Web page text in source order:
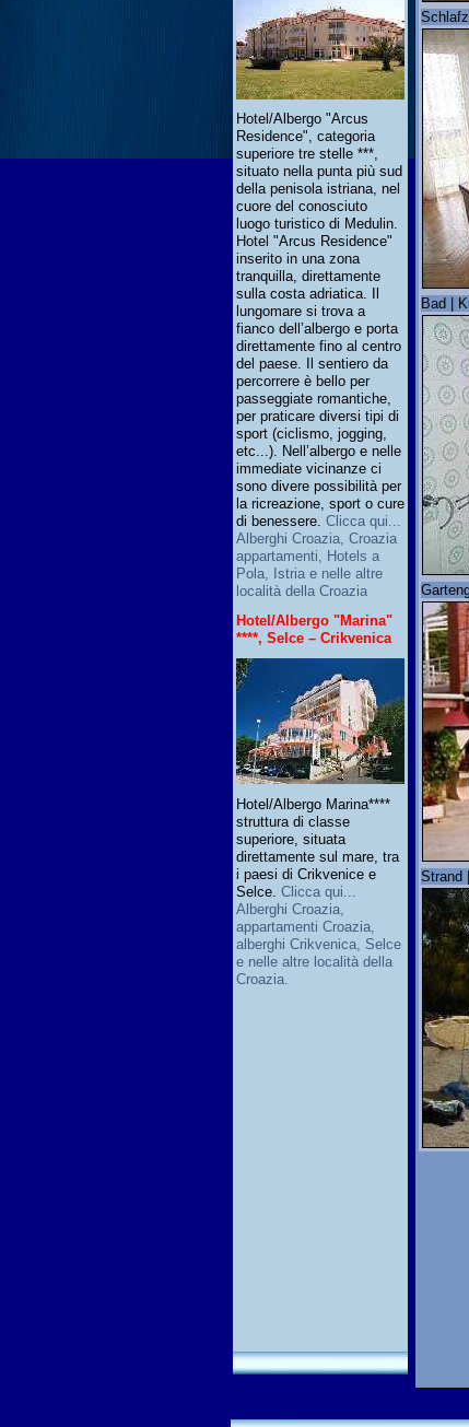
Hotel/Albergo "Arcus
Residence", categoria
superiore tre stelle ***,
situato nella punta più sud
della penisola istriana, nel
cuore del conosciuto
luogo turistico di Medulin.
Hotel "Arcus Residence"
inserito in una zona
tranquilla, direttamente
sulla costa adriatica. Il
lungomare si trova a
fianco dell’albergo e porta
direttamente fino al centro
del paese. Il sentiero da
percorrere è bello per
passeggiate romantiche,
per praticare diversi tipi di
sport (ciclismo, jogging,
etc...). Nell’albergo e nelle
immediate vicinanze ci
sono divere possibilità per
la ricreazione, sport o cure
di benessere. Clicca qui...
Alberghi Croazia, Croazia
appartamenti, Hotels a
Pola, Istria e nelle altre
località della Croazia
Hotel/Albergo "Marina"
****, Selce – Crikvenica
Hotel/Albergo Marina****
struttura di classe
superiore, situata
direttamente sul mare, tra
i paesi di Crikvenice e
Selce. Clicca qui...
Alberghi Croazia,
appartamenti Croazia,
alberghi Crikvenica, Selce
e nelle altre località della
Croazia.
Bad |
Strand